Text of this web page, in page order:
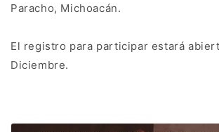
Paracho, Michoacán.
El registro para participar estará
Diciembre.